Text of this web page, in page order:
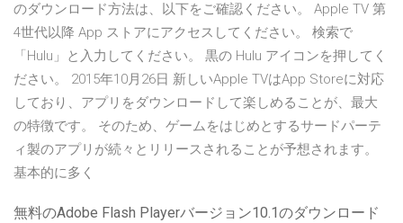
のダウンロード方法は、以下をご確認ください。 Apple TV 第
4世代以降 App ストアにアクセスしてください。 検索で
「Hulu」と入力してください。 黒の Hulu アイコンを押してく
ださい。 2015年10月26日 新しいApple TVはApp Storeに対応
しており、アプリをダウンロードして楽しめることが、最大
の特徴です。 そのため、ゲームをはじめとするサードパーテ
ィ製のアプリが続々とリリースされることが予想されます。
基本的に多く
無料のAdobe Flash Playerバージョン10.1のダウンロード